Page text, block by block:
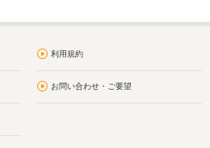
利用規約
お問い合わせ・ご要望